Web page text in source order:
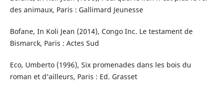
des animaux, Paris : Gallimard Jeunesse
Bofane, In Koli Jean (2014), Congo Inc. Le testament de
Bismarck, Paris : Actes Sud
Eco, Umberto (1996), Six promenades dans les bois du
roman et d’ailleurs, Paris : Ed. Grasset